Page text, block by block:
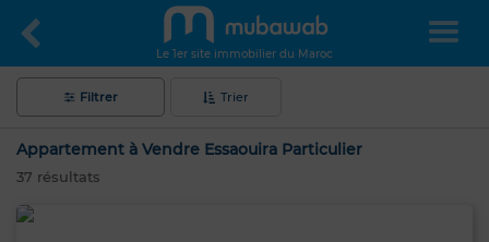
Le 1er site immobilier du Maroc
Filtrer Trier
Appartement à Vendre Essaouira Particulier
37 résultats